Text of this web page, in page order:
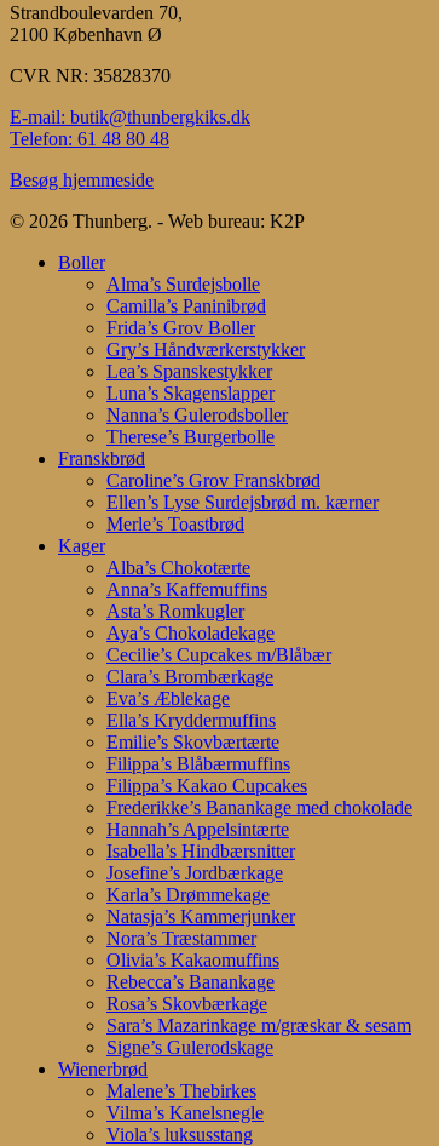
Strandboulevarden 70,
2100 København Ø
CVR NR: 35828370
E-mail: butik@thunbergkiks.dk
Telefon: 61 48 80 48
Besøg hjemmeside
© 2026 Thunberg. - Web bureau: K2P
Close
Boller
Alma’s Surdejsbolle
Camilla’s Paninibrød
Frida’s Grov Boller
Gry’s Håndværkerstykker
Lea’s Spanskestykker
Luna’s Skagenslapper
Nanna’s Gulerodsboller
Therese’s Burgerbolle
Franskbrød
Caroline’s Grov Franskbrød
Ellen’s Lyse Surdejsbrød m. kærner
Merle’s Toastbrød
Kager
Alba’s Chokotærte
Anna’s Kaffemuffins
Asta’s Romkugler
Aya’s Chokoladekage
Cecilie’s Cupcakes m/Blåbær
Clara’s Brombærkage
Eva’s Æblekage
Ella’s Kryddermuffins
Emilie’s Skovbærtærte
Filippa’s Blåbærmuffins
Filippa’s Kakao Cupcakes
Frederikke’s Banankage med chokolade
Hannah’s Appelsintærte
Isabella’s Hindbærsnitter
Josefine’s Jordbærkage
Karla’s Drømmekage
Natasja’s Kammerjunker
Nora’s Træstammer
Olivia’s Kakaomuffins
Rebecca’s Banankage
Rosa’s Skovbærkage
Sara’s Mazarinkage m/græskar & sesam
Signe’s Gulerodskage
Wienerbrød
Malene’s Thebirkes
Vilma’s Kanelsnegle
Viola’s luksusstang